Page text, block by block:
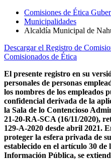
Comisiones de Ética
Municipalidades
Alcaldía Municipal de
Descargar el Registro de
Comisionados de Ética
El presente registro en su
personales de personas
los nombres de los empleados
confidencial derivada de la
la Sala de lo Contencioso
21-20-RA-SCA (16/11/2020),
129-A-2020 desde abril 2021.
proteger la esfera privada de
establecido en el artículo 30 de
Información Pública, se